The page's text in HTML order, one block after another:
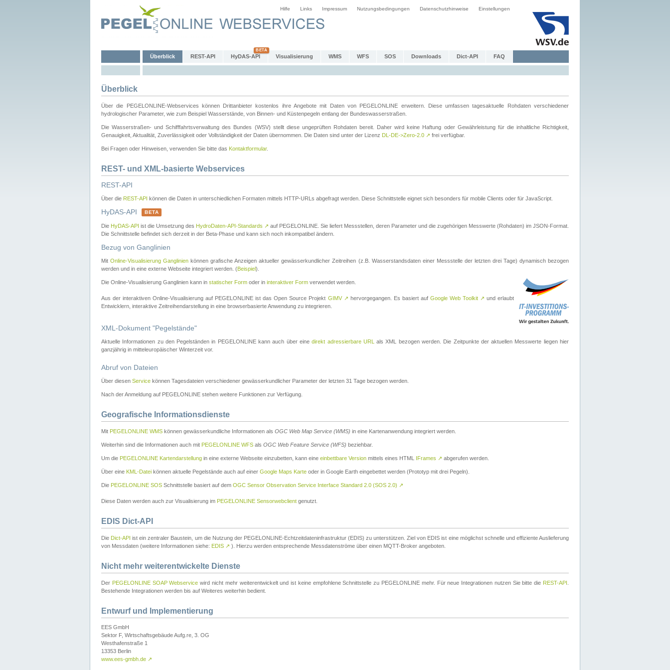
Hilfe Links Impressum Nutzungsbedingungen Datenschutzhinweise Einstellungen
Überblick REST-API HyDAS-API Visualisierung WMS WFS SOS Downloads Dict-API FAQ
Überblick
Über die PEGELONLINE-Webservices können Drittanbieter kostenlos ihre Angebote mit Daten von PEGELONLINE erweitern. Diese umfassen tagesaktuelle Rohdaten verschiedener
hydrologischer Parameter, wie zum Beispiel Wasserstände, von Binnen- und Küstenpegeln entlang der Bundeswasserstraßen.
Die Wasserstraßen- und Schifffahrtsverwaltung des Bundes (WSV) stellt diese ungeprüften Rohdaten bereit. Daher wird keine Haftung oder Gewährleistung für die inhaltliche Richtigkeit,
Genauigkeit, Aktualität, Zuverlässigkeit oder Vollständigkeit der Daten übernommen. Die Daten sind unter der Lizenz DL-DE->Zero-2.0 ↗ frei verfügbar.
Bei Fragen oder Hinweisen, verwenden Sie bitte das Kontaktformular.
REST- und XML-basierte Webservices
REST-API
Über die REST-API können die Daten in unterschiedlichen Formaten mittels HTTP-URLs abgefragt werden. Diese Schnittstelle eignet sich besonders für mobile Clients oder für JavaScript.
HyDAS-API BETA
Die HyDAS-API ist die Umsetzung des HydroDaten-API-Standards ↗ auf PEGELONLINE. Sie liefert Messstellen, deren Parameter und die zugehörigen Messwerte (Rohdaten) im JSON-Format.
Die Schnittstelle befindet sich derzeit in der Beta-Phase und kann sich noch inkompatibel ändern.
Bezug von Ganglinien
MitOnline-Visualisierung Ganglinien können grafische Anzeigen aktueller gewässerkundlicher Zeitreihen (z.B. Wasserstandsdaten einer Messstelle der letzten drei Tage) dynamisch bezogen
werden und in eine externe Webseite integriert werden. (Beispiel).
Die Online-Visualisierung Ganglinien kann in statischer Form oder in interaktiver Form verwendet werden.
Aus der interaktiven Online-Visualisierung auf PEGELONLINE ist das Open Source Projekt GIMV ↗ hervorgegangen. Es basiert auf Google Web Toolkit ↗ und erlaubt
Entwicklern, interaktive Zeitreihendarstellung in eine browserbasierte Anwendung zu integrieren.
XML-Dokument "Pegelstände"
Aktuelle Informationen zu den Pegelständen in PEGELONLINE kann auch über einedirekt adressierbare URL
als XML bezogen werden. Die Zeitpunkte der aktuellen Messwerte liegen hier
ganzjährig in mitteleuropäischer Winterzeit vor.
Abruf von Dateien
Über diesen Service können Tagesdateien verschiedener gewässerkundlicher Parameter der letzten 31 Tage bezogen werden.
Nach der Anmeldung auf PEGELONLINE stehen weitere Funktionen zur Verfügung.
Geografische Informationsdienste
Mit PEGELONLINE WMS können gewässerkundliche Informationen als OGC Web Map Service (WMS) in eine Kartenanwendung integriert werden.
Weiterhin sind die Informationen auch mit PEGELONLINE WFS als OGC Web Feature Service (WFS) beziehbar.
Um die PEGELONLINE Kartendarstellung in eine externe Webseite einzubetten, kann eine einbettbare Version mittels eines HTML IFrames ↗ abgerufen werden.
Über eine KML-Datei können aktuelle Pegelstände auch auf einer Google Maps Karte oder in Google Earth eingebettet werden (Prototyp mit drei Pegeln).
Die PEGELONLINE SOS Schnittstelle basiert auf dem OGC Sensor Observation Service Interface Standard 2.0 (SOS 2.0) ↗
Diese Daten werden auch zur Visualisierung im PEGELONLINE Sensorwebclient genutzt.
EDIS Dict-API
Die Dict-API ist ein zentraler Baustein, um die Nutzung der PEGELONLINE-Echtzeitdateninfrastruktur (EDIS) zu unterstützen. Ziel von EDIS ist eine möglichst schnelle und effiziente Auslieferung
von Messdaten (weitere Informationen siehe: EDIS ↗ ). Hierzu werden entsprechende Messdatenströme über einen MQTT-Broker angeboten.
Nicht mehr weiterentwickelte Dienste
Der PEGELONLINE SOAP Webservice wird nicht mehr weiterentwickelt und ist keine empfohlene Schnittstelle zu PEGELONLINE mehr. Für neue Integrationen nutzen Sie bitte die REST-API
Bestehende Integrationen werden bis auf Weiteres weiterhin bedient.
Entwurf und Implementierung
EES GmbH
Sektor F, Wirtschaftsgebäude Aufg.re, 3. OG
Westhafenstraße 1
13353 Berlin
www.ees-gmbh.de ↗